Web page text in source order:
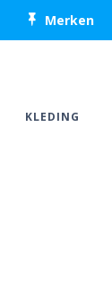
Merken
KLEDING